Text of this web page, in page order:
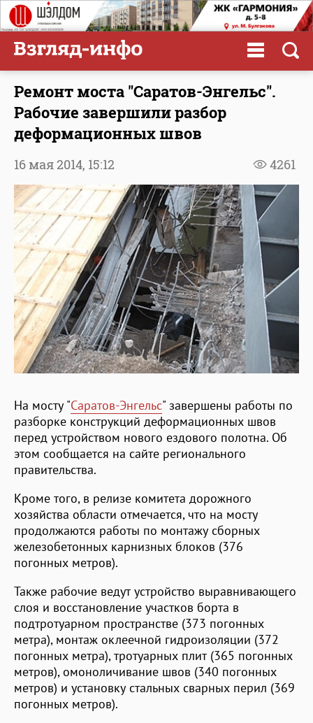
Ремонт моста "Саратов-Энгельс".
Рабочие завершили разбор
деформационных швов
4261
16 мая 2014, 15:12
На мосту "Саратов-Энгельс" завершены работы по
разборке конструкций деформационных швов
перед устройством нового ездового полотна. Об
этом сообщается на сайте регионального
правительства.
Кроме того, в релизе комитета дорожного
хозяйства области отмечается, что на мосту
продолжаются работы по монтажу сборных
железобетонных карнизных блоков (376
погонных метров).
Также рабочие ведут устройство выравнивающего
слоя и восстановление участков борта в
подтротуарном пространстве (373 погонных
метра), монтаж оклеечной гидроизоляции (372
погонных метра), тротуарных плит (365 погонных
метров), омоноличивание швов (340 погонных
метров) и установку стальных сварных перил (369
погонных метров).